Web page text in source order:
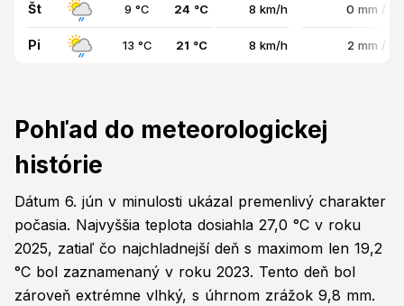
Št 9 °C 24 °C 8 km/h 0 mm /
Pi 13 °C 21 °C 8 km/h 2 mm /
Pohľad do meteorologickej
histórie
Dátum 6. jún v minulosti ukázal premenlivý charakter
počasia. Najvyššia teplota dosiahla 27,0 °C v roku
2025, zatiaľ čo najchladnejší deň s maximom len 19,2
°C bol zaznamenaný v roku 2023. Tento deň bol
zároveň extrémne vlhký, s úhrnom zrážok 9,8 mm.